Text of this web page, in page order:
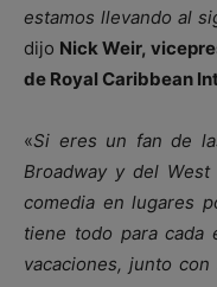
estamos llevando al
dijo Nick Weir,
de Royal Caribbean
«Si eres un fan de
Broadway y del
comedia en lugares
tiene todo para cada
vacaciones, junto